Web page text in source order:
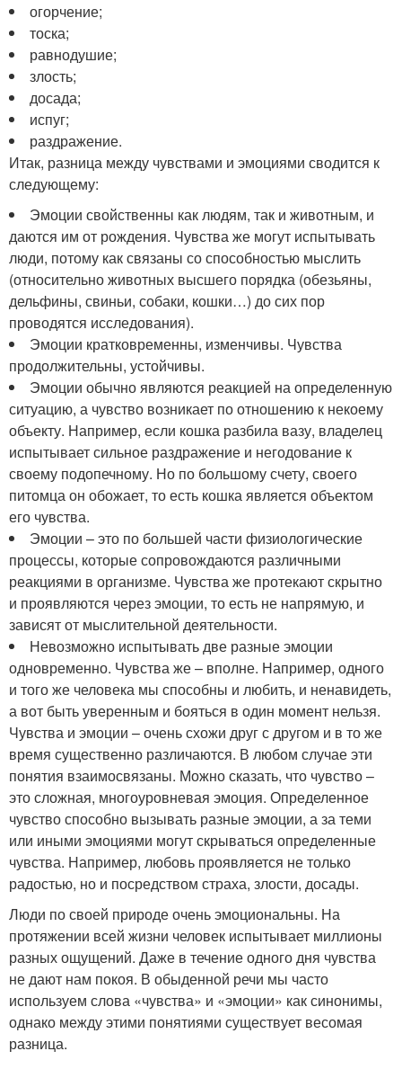
огорчение;
тоска;
равнодушие;
злость;
досада;
испуг;
раздражение.
Итак, разница между чувствами и эмоциями сводится к
следующему:
Эмоции свойственны как людям, так и животным, и
даются им от рождения. Чувства же могут испытывать
люди, потому как связаны со способностью мыслить
(относительно животных высшего порядка (обезьяны,
дельфины, свиньи, собаки, кошки…) до сих пор
проводятся исследования).
Эмоции кратковременны, изменчивы. Чувства
продолжительны, устойчивы.
Эмоции обычно являются реакцией на определенную
ситуацию, а чувство возникает по отношению к некоему
объекту. Например, если кошка разбила вазу, владелец
испытывает сильное раздражение и негодование к
своему подопечному. Но по большому счету, своего
питомца он обожает, то есть кошка является объектом
его чувства.
Эмоции – это по большей части физиологические
процессы, которые сопровождаются различными
реакциями в организме. Чувства же протекают скрытно
и проявляются через эмоции, то есть не напрямую, и
зависят от мыслительной деятельности.
Невозможно испытывать две разные эмоции
одновременно. Чувства же – вполне. Например, одного
и того же человека мы способны и любить, и ненавидеть,
а вот быть уверенным и бояться в один момент нельзя.
Чувства и эмоции – очень схожи друг с другом и в то же
время существенно различаются. В любом случае эти
понятия взаимосвязаны. Можно сказать, что чувство –
это сложная, многоуровневая эмоция. Определенное
чувство способно вызывать разные эмоции, а за теми
или иными эмоциями могут скрываться определенные
чувства. Например, любовь проявляется не только
радостью, но и посредством страха, злости, досады.
Люди по своей природе очень эмоциональны. На
протяжении всей жизни человек испытывает миллионы
разных ощущений. Даже в течение одного дня чувства
не дают нам покоя. В обыденной речи мы часто
используем слова «чувства» и «эмоции» как синонимы,
однако между этими понятиями существует весомая
разница.